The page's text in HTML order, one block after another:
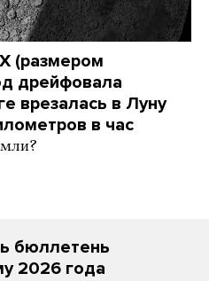
(размером
дрейфовала
врезалась в Луну
в час
бюллетень
2026 года